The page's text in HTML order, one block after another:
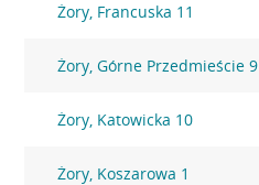
Żory, Francuska 11
Żory, Górne Przedmieście 9
Żory, Katowicka 10
Żory, Koszarowa 1